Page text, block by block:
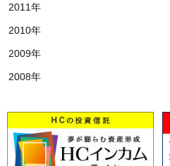
2011年
2010年
2009年
2008年